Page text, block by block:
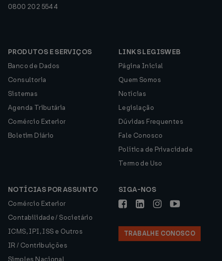
0800 202 5544
PRODUTOS E SERVIÇOS
Banco de Dados
Consultoria
Sistemas
Agenda Tributária
Comércio Exterior
Boletim Diário
LINKS LEGISWEB
Página Inicial
Quem Somos
Notícias
Legislação
Dúvidas Frequentes
Fale Conosco
Política de Privacidade
Termo de Uso
NOTÍCIAS POR ASSUNTO
Comércio Exterior
Contabilidade / Societário
ICMS, IPI, ISS e Outros
IR / Contribuições
Simples Nacional
SIGA-NOS
TRABALHE CONOSCO